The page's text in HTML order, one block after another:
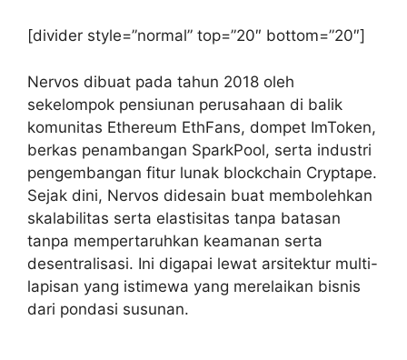
[divider style=”normal” top=”20″ bottom=”20″]
Nervos dibuat pada tahun 2018 oleh
sekelompok pensiunan perusahaan di balik
komunitas Ethereum EthFans, dompet ImToken,
berkas penambangan SparkPool, serta industri
pengembangan fitur lunak blockchain Cryptape.
Sejak dini, Nervos didesain buat membolehkan
skalabilitas serta elastisitas tanpa batasan
tanpa mempertaruhkan keamanan serta
desentralisasi. Ini digapai lewat arsitektur multi-
lapisan yang istimewa yang merelaikan bisnis
dari pondasi susunan.